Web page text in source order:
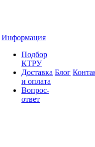
Информация
Подбор
КТРУ
Доставка
и оплата
Вопрос-
ответ
Блог